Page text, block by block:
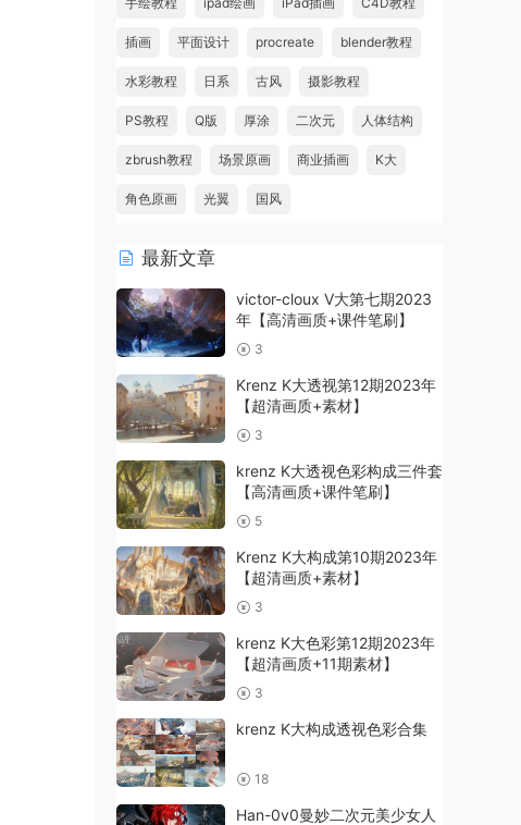
插画 平面设计 procreate blender教程
水彩教程 日系 古风 摄影教程
PS教程 Q版 厚涂 二次元 人体结构
zbrush教程 场景原画 商业插画 K大
角色原画 光翼 国风
最新文章
victor-cloux V大第七期2023
年【高清画质+课件笔刷】
3
Krenz K大透视第12期2023年
【超清画质+素材】
3
krenz K大透视色彩构成三件套
【高清画质+课件笔刷】
5
Krenz K大构成第10期2023年
【超清画质+素材】
3
krenz K大色彩第12期2023年
【超清画质+11期素材】
3
krenz K大构成透视色彩合集
18
Han-0v0曼妙二次元美少女人